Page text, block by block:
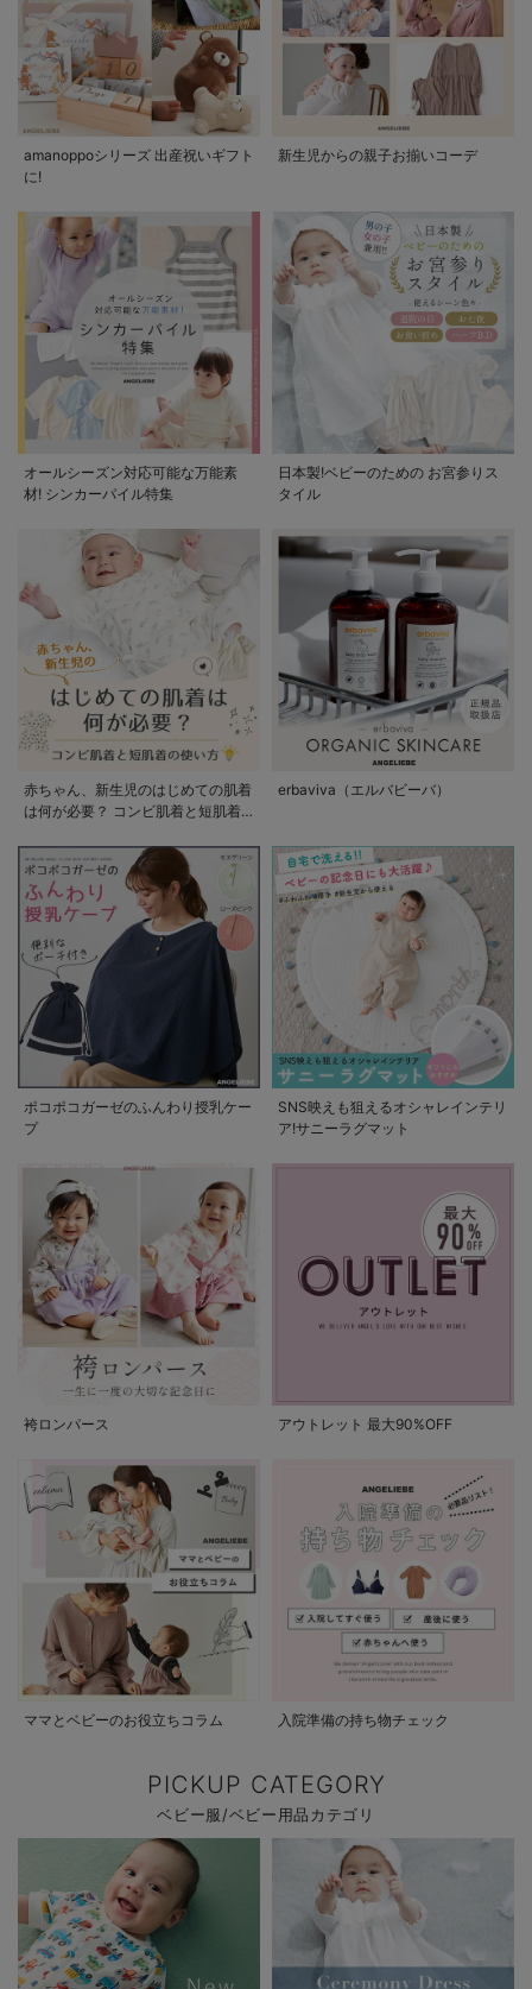
amanoppoシリーズ 出産祝いギフト
に!
新生児からの親子お揃いコーデ
オールシーズン対応可能な万能素
材! シンカーパイル特集
日本製!ベビーのための お宮参りス
タイル
赤ちゃん、新生児のはじめての肌着
は何が必要？ コンビ肌着と短肌着
erbaviva（エルバビーバ）
ポコポコガーゼのふんわり授乳ケー
プ
SNS映えも狙えるオシャレインテリ
ア!サニーラグマット
袴ロンパース アウトレット 最大90%OFF
ママとベビーのお役立ちコラム 入院準備の持ち物チェック
PICKUP CATEGORY
ベビー服/ベビー用品カテゴリ